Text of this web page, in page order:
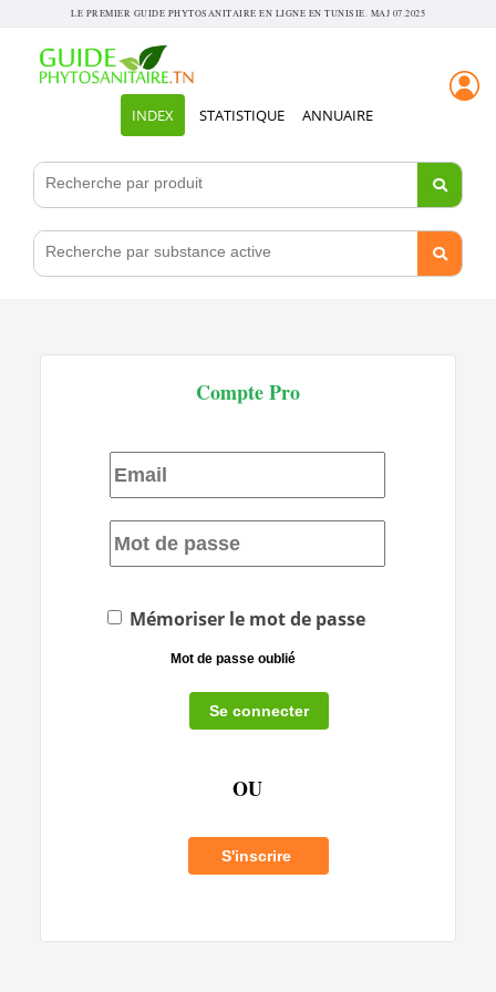
LE PREMIER GUIDE PHYTOSANITAIRE EN LIGNE EN TUNISIE. MAJ 07.2025
INDEX STATISTIQUE ANNUAIRE
Compte Pro
Mémoriser le mot de passe
Mot de passe oublié
OU